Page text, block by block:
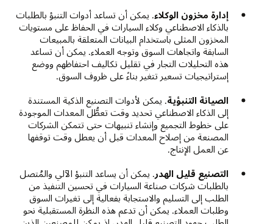
إدارة مخزون الوكلاء. يمكن أن تساعد أدوات التنبؤ بالطلبات
بالذكاء الاصطناعي وكلاء السيارات في الحفاظ على مستويات
المخزون المثلى باستخدام البيانات المتعلقة بالمبيعات
السابقة واتجاهات السوق وتوجه العملاء. يمكن أن تساعد
هذه التحليلات التجار في تقليل تكاليف احتفاظهم ووضع
إستراتيجيات تسعير تتغير بناءً على ظروف السوق.
الصيانة التنبؤية. يمكن لأدوات التصنيع الذكية المستندة
إلى الذكاء الاصطناعي تحديد وقت تعطُّل المعدات الموجودة
على خطوط التجميع وإنشاء تنبيهات حتى تتمكن الشركات
المصنعة من إصلاح المعدات قبل أن يعطل وقت توقفها
عن العمل الإنتاج.
التصنيع قليل الهدر. يمكن أن يساعد التنبؤ الآلي والمُتصل
بالطلبات شركات صناعة السيارات في تحسين التنفيذ من
الطلب إلى التسليم والاستجابة بفعالية إلى تغيرات السوق
وطلبات العملاء. يمكن أن تدعم هذه النظرة المستقبلية نحو